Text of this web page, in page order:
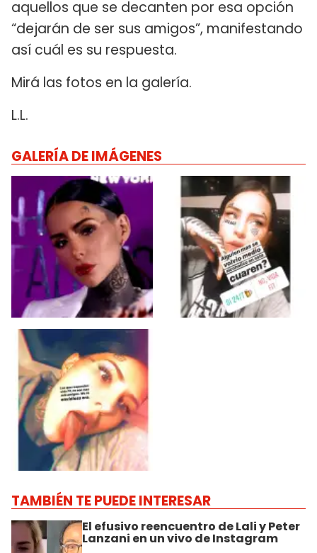
aquellos que se decanten por esa opción
“dejarán de ser sus amigos”, manifestando
así cuál es su respuesta.
Mirá las fotos en la galería.
L.L.
GALERÍA DE IMÁGENES
TAMBIÉN TE PUEDE INTERESAR
El efusivo reencuentro de Lali y Peter
Lanzani en un vivo de Instagram